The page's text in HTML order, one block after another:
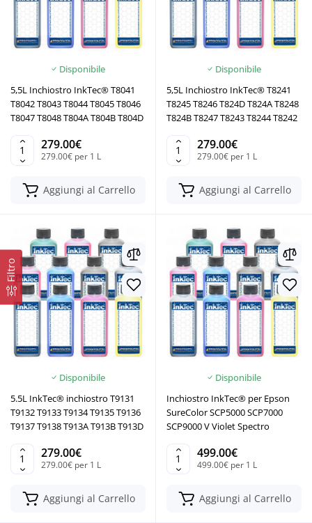
Filtro
Disponibile
5,5L Inchiostro InkTec® T8041
T8042 T8043 T8044 T8045 T8046
T8047 T8048 T804A T804B T804D
279.00€
279.00€ per 1 L
Aggiungi al Carrello
Disponibile
5,5L Inchiostro InkTec® T8241
T8245 T8246 T824D T824A T8248
T824B T8247 T8243 T8244 T8242
279.00€
279.00€ per 1 L
Aggiungi al Carrello
Disponibile
5.5L InkTec® inchiostro T9131
T9132 T9133 T9134 T9135 T9136
T9137 T9138 T913A T913B T913D
279.00€
279.00€ per 1 L
Aggiungi al Carrello
Disponibile
Inchiostro InkTec® per Epson
SureColor SCP5000 SCP7000
SCP9000 V Violet Spectro
499.00€
499.00€ per 1 L
Aggiungi al Carrello